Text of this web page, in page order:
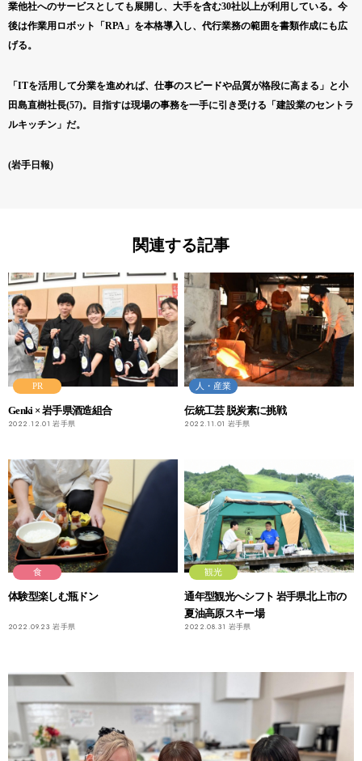
業他社へのサービスとしても展開し、大手を含む30社以上が利用している。今
後は作業用ロボット「RPA」を本格導入し、代行業務の範囲を書類作成にも広
げる。
「ITを活用して分業を進めれば、仕事のスピードや品質が格段に高まる」と小
田島直樹社長(57)。目指すは現場の事務を一手に引き受ける「建設業のセントラ
ルキッチン」だ。
(岩手日報)
関連する記事
PR
Genki × 岩手県酒造組合
2022.12.01 岩手県
人・産業
伝統工芸 脱炭素に挑戦
2022.11.01 岩手県
食
体験型楽しむ瓶ドン
2022.09.23 岩手県
観光
通年型観光へシフト 岩手県北上市の
夏油高原スキー場
2022.08.31 岩手県